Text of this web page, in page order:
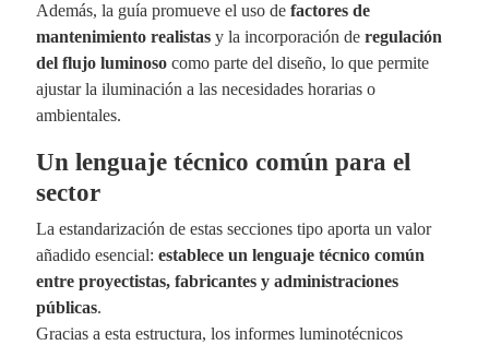
Además, la guía promueve el uso de factores de
mantenimiento realistasy la incorporación de regulación
del flujo luminosocomo parte del diseño, lo que permite
ajustar la iluminación a las necesidades horarias o
ambientales.
Un lenguaje técnico común para el
sector
La estandarización de estas secciones tipo aporta un valor
añadido esencial: establece un lenguaje técnico común
entre proyectistas, fabricantes y administraciones
públicas.
Gracias a esta estructura, los informes luminotécnicos